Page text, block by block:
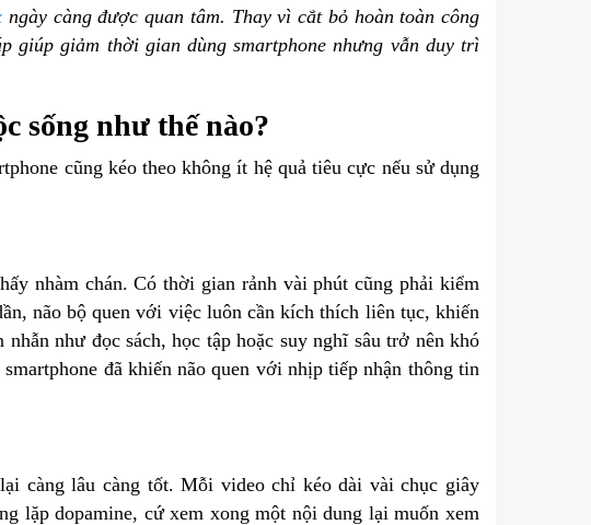
ngày càng được quan tâm. Thay vì cắt bỏ hoàn toàn công
giúp giảm thời gian dùng smartphone nhưng vẫn duy trì
sống như thế nào?
cũng kéo theo không ít hệ quả tiêu cực nếu sử dụng
nhàm chán. Có thời gian rảnh vài phút cũng phải kiểm
não bộ quen với việc luôn cần kích thích liên tục, khiến
như đọc sách, học tập hoặc suy nghĩ sâu trở nên khó
đã khiến não quen với nhịp tiếp nhận thông tin
càng lâu càng tốt. Mỗi video chỉ kéo dài vài chục giây
lặp dopamine, cứ xem xong một nội dung lại muốn xem